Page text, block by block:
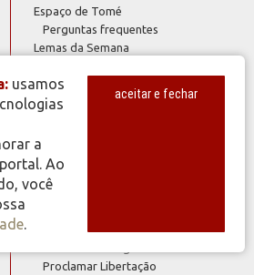
Espaço de Tomé
Perguntas frequentes
Lemas da Semana
Logomarca IECLB
símbolo formato CDR
Mural
Genealogia
Vagas
Política de Privacidade
Artigoteca
Proclamar Libertação
usamos
a
Ao
você
.
aceitar e fechar